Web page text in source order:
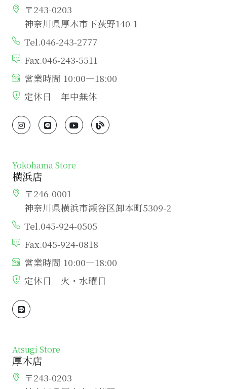
〒243-0203
神奈川県厚木市下荻野140-1
Tel.046-243-2777
Fax.046-243-5511
営業時間 10:00―18:00
定休日 年中無休
Yokohama Store
横浜店
〒246-0001
神奈川県横浜市瀬谷区卸本町5309-2
Tel.045-924-0505
Fax.045-924-0818
営業時間 10:00―18:00
定休日 火・水曜日
Atsugi Store
厚木店
〒243-0203